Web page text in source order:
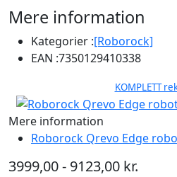
Mere information
Kategorier :[Roborock]
EAN :7350129410338
KOMPLETT
Mere information
Roborock Qrevo Edge
3999,00 - 9123,00 kr.